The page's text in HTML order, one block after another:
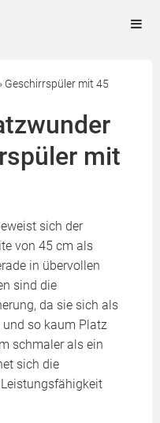
Geschirrspüler mit 45
mit
sich der
von 45 cm als
in übervollen
sind die
da sie sich als
und so kaum Platz
schmaler als ein
sich die